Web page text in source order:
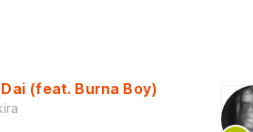
Dai (feat. Burna Boy)